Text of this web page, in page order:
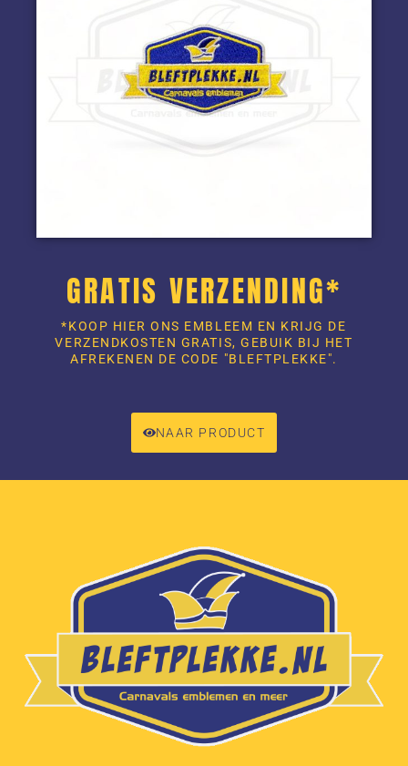
GRATIS VERZENDING*
*KOOP HIER ONS EMBLEEM EN KRIJG DE
VERZENDKOSTEN GRATIS, GEBUIK BIJ HET
AFREKENEN DE CODE "BLEFTPLEKKE".
NAAR PRODUCT